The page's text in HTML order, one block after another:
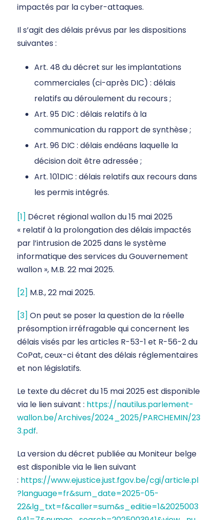
impactés par la cyber-attaques.
Il s’agit des délais prévus par les dispositions
suivantes :
Art. 48 du décret sur les implantations
commerciales (ci-après DIC) : délais
relatifs au déroulement du recours ;
Art. 95 DIC : délais relatifs à la
communication du rapport de synthèse ;
Art. 96 DIC : délais endéans laquelle la
décision doit être adressée ;
Art. 101DIC : délais relatifs aux recours dans
les permis intégrés.
[1] Décret régional wallon du 15 mai 2025
« relatif à la prolongation des délais impactés
par l’intrusion de 2025 dans le système
informatique des services du Gouvernement
wallon », M.B. 22 mai 2025.
[2] M.B., 22 mai 2025.
[3] On peut se poser la question de la réelle
présomption irréfragable qui concernent les
délais visés par les articles R-53-1 et R-56-2 du
CoPat, ceux-ci étant des délais réglementaires
et non législatifs.
Le texte du décret du 15 mai 2025 est disponible
via le lien suivant : https://nautilus.parlement-
wallon.be/Archives/2024_2025/PARCHEMIN/23
3.pdf.
La version du décret publiée au Moniteur belge
est disponible via le lien suivant
: https://www.ejustice.just.fgov.be/cgi/article.pl
?language=fr&sum_date=2025-05-
22&lg_txt=f&caller=sum&s_editie=1&2025003